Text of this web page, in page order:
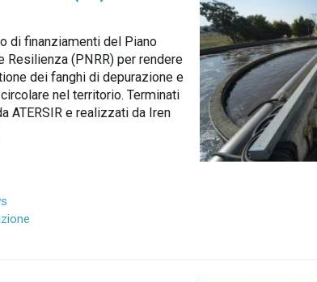
di finanziamenti del Piano
Resilienza (PNRR) per rendere
dei fanghi di depurazione e
nel territorio. Terminati
ATERSIR e realizzati da Iren